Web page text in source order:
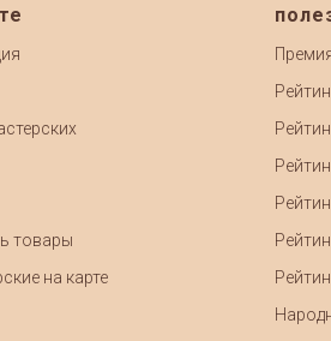
товары
на карте